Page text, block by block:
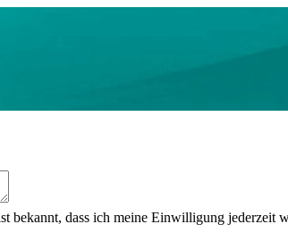
bekannt, dass ich meine Einwilligung jederzeit